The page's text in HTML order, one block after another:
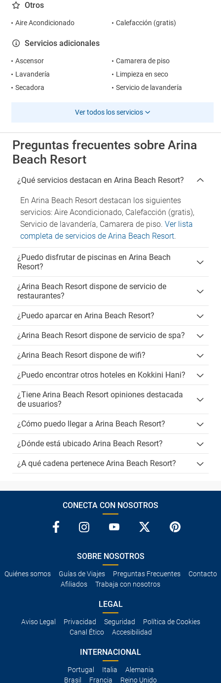
Otros
Aire Acondicionado Calefacción (gratis)
Servicios adicionales
Ascensor
Camarera de piso
Lavandería
Limpieza en seco
Secadora
Servicio de lavandería
Ver todos los servicios
Preguntas frecuentes sobre Arina
Beach Resort
¿Qué servicios destacan en Arina Beach Resort?
En Arina Beach Resort destacan los siguientes
servicios: Aire Acondicionado, Calefacción (gratis),
Servicio de lavandería, Camarera de piso. Ver lista
completa de servicios de Arina Beach Resort.
¿Puedo disfrutar de piscinas en Arina Beach
Resort?
¿Arina Beach Resort dispone de servicio de
restaurantes?
¿Puedo aparcar en Arina Beach Resort?
¿Arina Beach Resort dispone de servicio de spa?
¿Arina Beach Resort dispone de wifi?
¿Puedo encontrar otros hoteles en Kokkini Hani?
¿Tiene Arina Beach Resort opiniones destacada
de usuarios?
¿Cómo puedo llegar a Arina Beach Resort?
¿Dónde está ubicado Arina Beach Resort?
¿A qué cadena pertenece Arina Beach Resort?
CONECTA CON NOSOTROS
SOBRE NOSOTROS
Quiénes somos Guías de Viajes Preguntas Frecuentes
Contacto
Afiliados
Trabaja con nosotros
LEGAL
Aviso Legal Privacidad Seguridad
Política de Cookies
Canal Ético
Accesibilidad
INTERNACIONAL
Portugal Italia
Alemania
Brasil
Francia Reino Unido